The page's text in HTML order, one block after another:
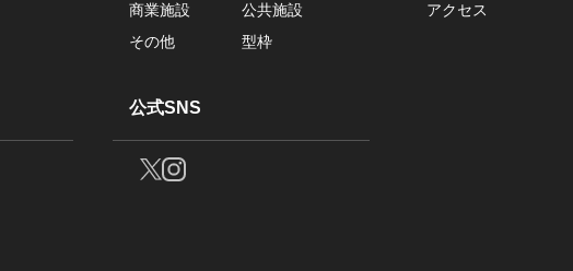
商業施設
公共施設
その他
型枠
アクセス
公式SNS